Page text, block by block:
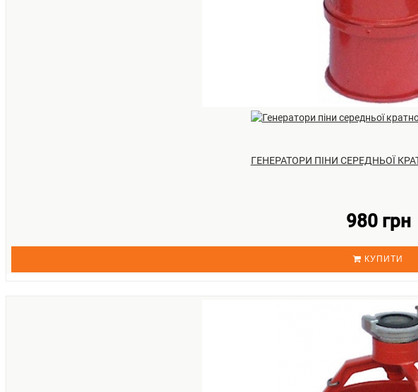
ГЕНЕРАТОРИ ПІНИ СЕРЕДНЬОЇ
980 грн
КУПИТИ